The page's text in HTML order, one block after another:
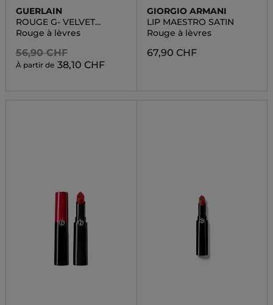
GUERLAIN
ROUGE G- VELVET
REFILL
Rouge à lèvres
56,90 CHF
À partir de 38,10 CHF
GIORGIO ARMANI
LIP MAESTRO SATIN
Rouge à lèvres
67,90 CHF